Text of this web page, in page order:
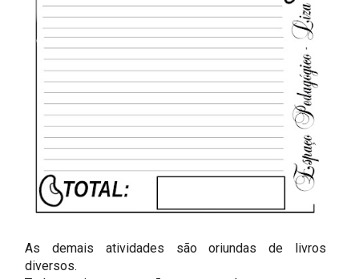
As demais atividades são oriundas de livros
diversos.